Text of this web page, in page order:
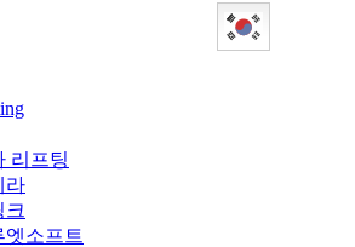
리프팅
라
크
엣소프트